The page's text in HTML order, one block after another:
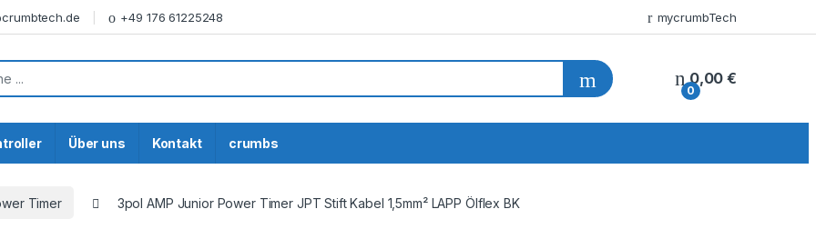
+49 176 61225248 mycrumbTech
0
0,00€
Über uns Kontakt crumbs
Timer 3pol AMP Junior Power Timer JPT Stift Kabel 1,5mm² LAPP Ölflex BK